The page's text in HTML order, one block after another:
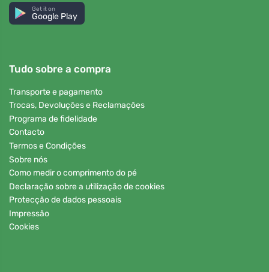
Get it on
Google Play
Tudo sobre a compra
Transporte e pagamento
Trocas, Devoluções e Reclamações
Programa de fidelidade
Contacto
Termos e Condições
Sobre nós
Como medir o comprimento do pé
Declaração sobre a utilização de cookies
Protecção de dados pessoais
Impressão
Cookies